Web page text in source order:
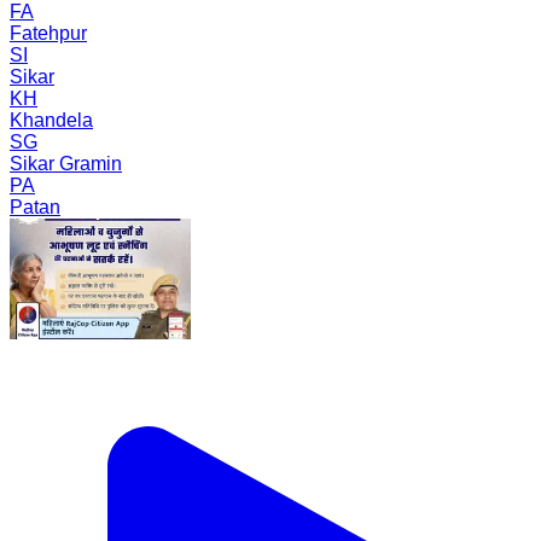
FA
Fatehpur
SI
Sikar
KH
Khandela
SG
Sikar Gramin
PA
Patan